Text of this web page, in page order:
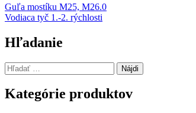
Navigácia
v
článku
Guľa mostíku M25, M26.0
Vodiaca tyč 1.-2. rýchlosti
Hľadanie
Hľadať:
Kategórie produktov